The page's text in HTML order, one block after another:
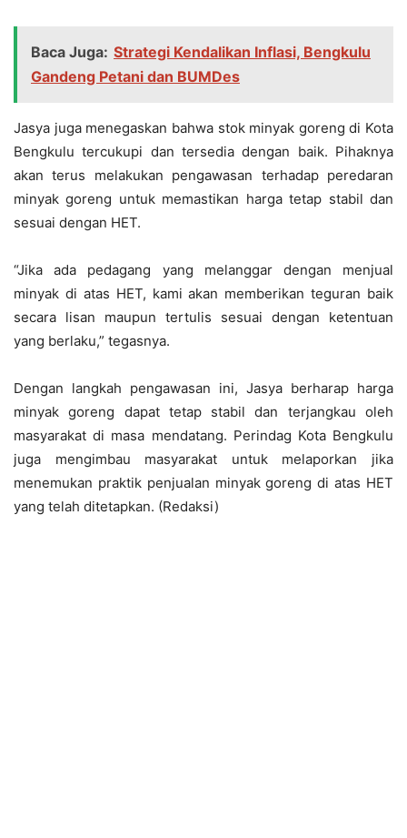
Baca Juga: Strategi Kendalikan Inflasi, Bengkulu
Gandeng Petani dan BUMDes
Jasya juga menegaskan bahwa stok minyak goreng di Kota
Bengkulu tercukupi dan tersedia dengan baik. Pihaknya
akan terus melakukan pengawasan terhadap peredaran
minyak goreng untuk memastikan harga tetap stabil dan
sesuai dengan HET.
“Jika ada pedagang yang melanggar dengan menjual
minyak di atas HET, kami akan memberikan teguran baik
secara lisan maupun tertulis sesuai dengan ketentuan
yang berlaku,” tegasnya.
Dengan langkah pengawasan ini, Jasya berharap harga
minyak goreng dapat tetap stabil dan terjangkau oleh
masyarakat di masa mendatang. Perindag Kota Bengkulu
juga mengimbau masyarakat untuk melaporkan jika
menemukan praktik penjualan minyak goreng di atas HET
yang telah ditetapkan. (Redaksi)